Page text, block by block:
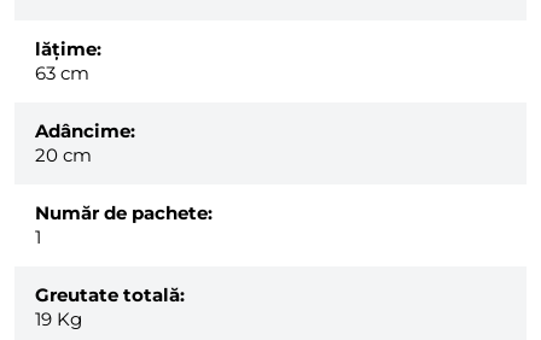
lăţime:
63 cm
Adâncime:
20 cm
Număr de pachete:
1
Greutate totală:
19 Kg